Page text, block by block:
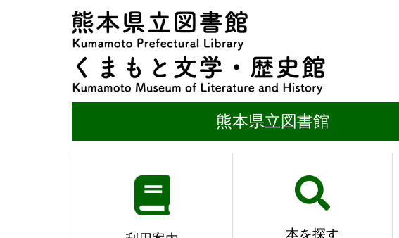
熊本県立図書館
本を探す